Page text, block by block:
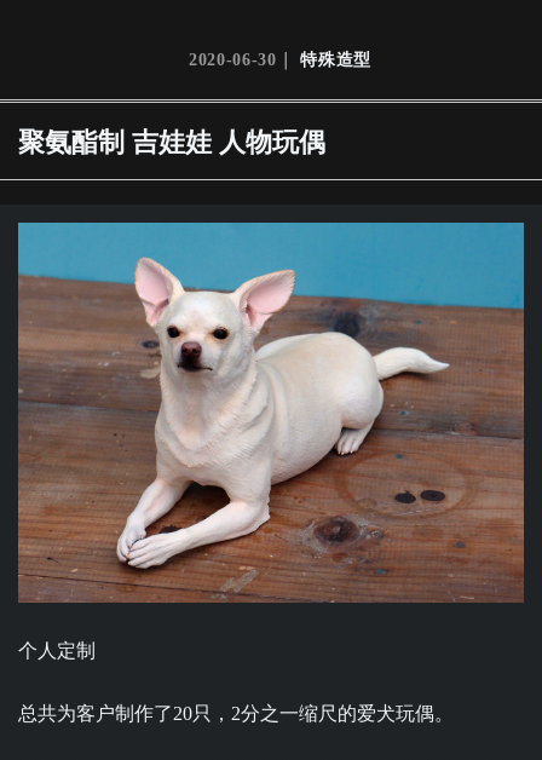
2020-06-30｜特殊造型
聚氨酯制 吉娃娃 人物玩偶
个人定制
总共为客户制作了20只，2分之一缩尺的爱犬玩偶。